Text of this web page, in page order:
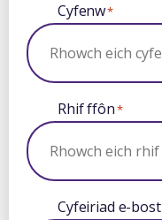
Cyfenw*
Rhif ffôn*
Cyfeiriad e-bost